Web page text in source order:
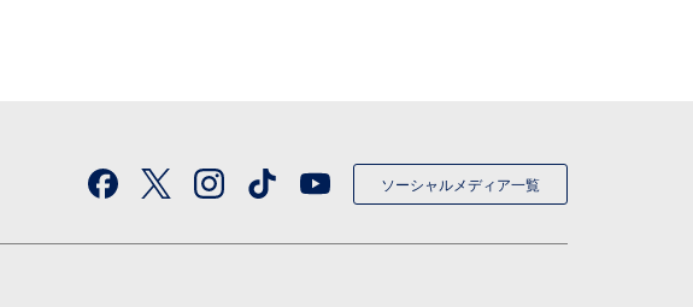
ソーシャルメディア一覧